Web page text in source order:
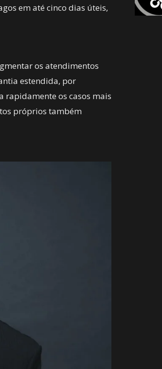
em até cinco dias úteis,
os atendimentos
estendida, por
os casos mais
próprios também